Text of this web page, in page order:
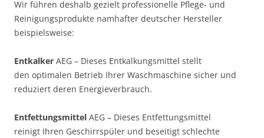
Wir führen deshalb gezielt professionelle Pflege- und
Reinigungsprodukte namhafter deutscher Hersteller
beispielsweise:
Entkalker AEG – Dieses Entkalkungsmittel stellt
den optimalen Betrieb Ihrer Waschmaschine sicher und
reduziert deren Energieverbrauch.
Entfettungsmittel AEG – Dieses Entfettungsmittel
reinigt Ihren Geschirrspüler und beseitigt schlechte